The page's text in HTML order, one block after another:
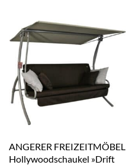
ANGERER FREIZEITMÖBEL
Hollywoodschaukel »Drift